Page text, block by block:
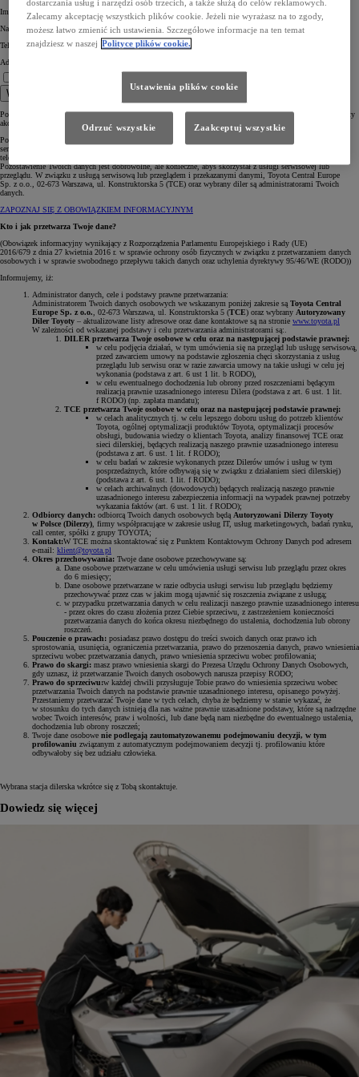
Imię *
Nazwisko *
Telefon komórkowy *
Adres e-mail *
Wyślij
Pola oznaczone * są obowiązkowe, aby wybrany Diler mógł skontaktować się z Tobą w celu omówienia oferty
akcesoryjnej.
Pozostawiasz nam swoje dane osobowe poprzez formularz stanowiący prośbę o umówienie i realizację usługi
serwisowej lub przeglądu. W ten sposób, podajesz nam swoje dane celem skontaktowania się z Tobą
telefonicznie lub mailowo.
Pozostawienie Twoich danych jest dobrowolne, ale konieczne, abyś skorzystał z usługi serwisowej lub
przeglądu. W związku z usługą serwisową lub przeglądem i przekazanymi danymi, Toyota Central Europe
Sp. z o.o., 02-673 Warszawa, ul. Konstruktorska 5 (TCE) oraz wybrany diler są administratorami Twoich
danych.
ZAPOZNAJ SIĘ Z OBOWIĄZKIEM INFORMACYJNYM
Kto i jak przetwarza Twoje dane?
(Obowiązek informacyjny wynikający z Rozporządzenia Parlamentu Europejskiego i Rady (UE)
2016/679 z dnia 27 kwietnia 2016 r. w sprawie ochrony osób fizycznych w związku z przetwarzaniem danych
osobowych i w sprawie swobodnego przepływu takich danych oraz uchylenia dyrektywy 95/46/WE (RODO))
Informujemy, iż:
Administrator danych, cele i podstawy prawne przetwarzania:
Administratorem Twoich danych osobowych we wskazanym poniżej zakresie są Toyota Central
Europe Sp. z o.o. , 02-673 Warszawa, ul. Konstruktorska 5 (TCE) oraz wybrany Autoryzowany
Diler Toyoty – aktualizowane listy adresowe oraz dane kontaktowe są na stronie www.toyota.pl
W zależności od wskazanej podstawy i celu przetwarzania administratorami są:.
DILER przetwarza Twoje osobowe w celu oraz na następującej podstawie prawnej:
w celu podjęcia działań, w tym umówienia się na przegląd lub usługę serwisową,
przed zawarciem umowy na podstawie zgłoszenia chęci skorzystania z usług
przeglądu lub serwisu oraz w razie zawarcia umowy na takie usługi w celu jej
wykonania (podstawa z art. 6 ust 1 lit. b RODO),
w celu ewentualnego dochodzenia lub obrony przed roszczeniami będącym
realizacją prawnie uzasadnionego interesu Dilera (podstawa z art. 6 ust. 1 lit.
f RODO) (np. zapłata mandatu);
TCE przetwarza Twoje osobowe w celu oraz na następującej podstawie prawnej:
w celach analitycznych tj. w celu lepszego doboru usług do potrzeb klientów
Toyota, ogólnej optymalizacji produktów Toyota, optymalizacji procesów
obsługi, budowania wiedzy o klientach Toyota, analizy finansowej TCE oraz
sieci dilerskiej, będących realizacją naszego prawnie uzasadnionego interesu
(podstawa z art. 6 ust. 1 lit. f RODO);
w celu badań w zakresie wykonanych przez Dilerów umów i usług w tym
posprzedażnych, które odbywają się w związku z działaniem sieci dilerskiej)
(podstawa z art. 6 ust. 1 lit. f RODO);
w celach archiwalnych (dowodowych) będących realizacją naszego prawnie
uzasadnionego interesu zabezpieczenia informacji na wypadek prawnej potrzeby
wykazania faktów (art. 6 ust. 1 lit. f RODO);
Odbiorcy danych: odbiorcą Twoich danych osobowych będą Autoryzowani Dilerzy Toyoty
w Polsce (Dilerzy) , firmy współpracujące w zakresie usług IT, usług marketingowych, badań rynku,
call center, spółki z grupy TOYOTA;
Kontakt:W TCE można skontaktować się z Punktem Kontaktowym Ochrony Danych pod adresem
e-mail: klient@toyota.pl
Okres przechowywania: Twoje dane osobowe przechowywane są:
Dane osobowe przetwarzane w celu umówienia usługi serwisu lub przeglądu przez okres
do 6 miesięcy;
Dane osobowe przetwarzane w razie odbycia usługi serwisu lub przeglądu będziemy
przechowywać przez czas w jakim mogą ujawnić się roszczenia związane z usługą;
w przypadku przetwarzania danych w celu realizacji naszego prawnie uzasadnionego interesu
- przez okres do czasu złożenia przez Ciebie sprzeciwu, z zastrzeżeniem konieczności
przetwarzania danych do końca okresu niezbędnego do ustalenia, dochodzenia lub obrony
roszczeń.
Pouczenie o prawach: posiadasz prawo dostępu do treści swoich danych oraz prawo ich
sprostowania, usunięcia, ograniczenia przetwarzania, prawo do przenoszenia danych, prawo wniesienia
sprzeciwu wobec przetwarzania danych, prawo wniesienia sprzeciwu wobec profilowania;
Prawo do skargi: masz prawo wniesienia skargi do Prezesa Urzędu Ochrony Danych Osobowych,
gdy uznasz, iż przetwarzanie Twoich danych osobowych narusza przepisy RODO;
Prawo do sprzeciwu:w każdej chwili przysługuje Tobie prawo do wniesienia sprzeciwu wobec
przetwarzania Twoich danych na podstawie prawnie uzasadnionego interesu, opisanego powyżej.
Przestaniemy przetwarzać Twoje dane w tych celach, chyba że będziemy w stanie wykazać, że
w stosunku do tych danych istnieją dla nas ważne prawnie uzasadnione podstawy, które są nadrzędne
wobec Twoich interesów, praw i wolności, lub dane będą nam niezbędne do ewentualnego ustalenia,
dochodzenia lub obrony roszczeń;
Twoje dane osobowe nie podlegają zautomatyzowanemu podejmowaniu decyzji, w tym
profilowaniu związanym z automatycznym podejmowaniem decyzji tj. profilowaniu które
odbywałoby się bez udziału człowieka.
Wybrana stacja dilerska wkrótce się z Tobą skontaktuje.
Dowiedz się więcej
dostarczania usług i narzędzi osób trzecich, a także służą do celów reklamowych.
Zalecamy akceptację wszystkich plików cookie. Jeżeli nie wyrażasz na to zgody,
możesz łatwo zmienić ich ustawienia. Szczegółowe informacje na ten temat
znajdziesz w naszej Polityce plików cookie.
Ustawienia plików cookie
Odrzuć wszystkie Zaakceptuj wszystkie